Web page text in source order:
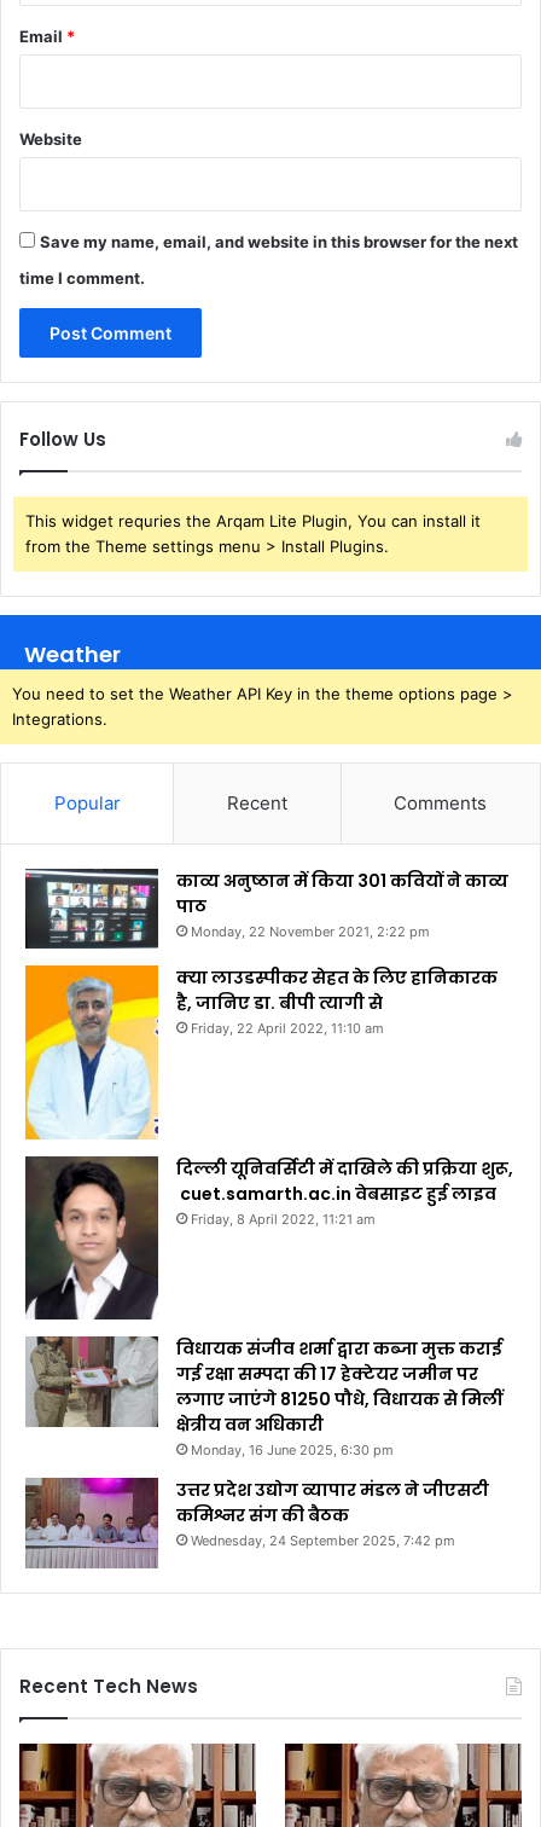
Email *
Website
Save my name, email, and website in this browser for the next
time I comment.
Follow Us
This widget requries the Arqam Lite Plugin, You can install it
from the Theme settings menu > Install Plugins.
Weather
You need to set the Weather API Key in the theme options page >
Integrations.
Popular Recent Comments
काव्य अनुष्ठान में किया 301 कवियों ने काव्य
पाठ
Monday, 22 November 2021, 2:22 pm
क्या लाउडस्पीकर सेहत के लिए हानिकारक
है, जानिए डा. बीपी त्यागी से
Friday, 22 April 2022, 11:10 am
दिल्ली यूनिवर्सिटी में दाखिले की प्रक्रिया शुरू,
cuet.samarth.ac.in वेबसाइट हुई लाइव
Friday, 8 April 2022, 11:21 am
विधायक संजीव शर्मा द्वारा कब्जा मुक्त कराई
गई रक्षा सम्पदा की 17 हेक्टेयर जमीन पर
लगाए जाएंगे 81250 पौधे, विधायक से मिलीं
क्षेत्रीय वन अधिकारी
Monday, 16 June 2025, 6:30 pm
उत्तर प्रदेश उद्योग व्यापार मंडल ने जीएसटी
कमिश्नर संग की बैठक
Wednesday, 24 September 2025, 7:42 pm
Recent Tech News